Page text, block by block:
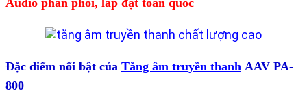
Audio phân phối, lắp đặt toàn quốc
Đặc điểm nổi bật của Tăng âm truyền thanh AAV PA-
800